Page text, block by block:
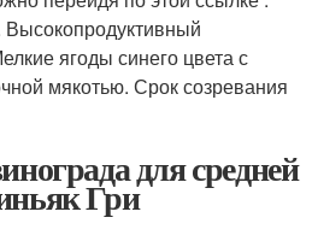
ягоды синего цвета с
мякотью. Срок созревания
для средней
Гри